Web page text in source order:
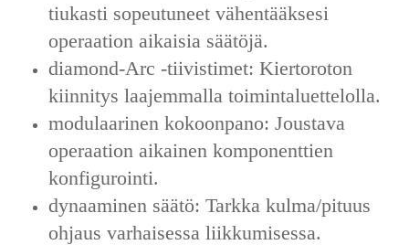
tiukasti sopeutuneet vähentääksesi
operaation aikaisia säätöjä.
diamond-Arc -tiivistimet: Kiertoroton
kiinnitys laajemmalla toimintaluettelolla.
modulaarinen kokoonpano: Joustava
operaation aikainen komponenttien
konfigurointi.
dynaaminen säätö: Tarkka kulma/pituus
ohjaus varhaisessa liikkumisessa.